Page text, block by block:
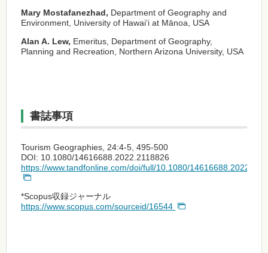
Mary Mostafanezhad, Department of Geography and
Environment, University of Hawaiʻi at Mānoa, USA
Alan A. Lew, Emeritus, Department of Geography,
Planning and Recreation, Northern Arizona University, USA
書誌事項
Tourism Geographies, 24:4-5, 495-500
DOI: 10.1080/14616688.2022.2118826
https://www.tandfonline.com/doi/full/10.1080/
*Scopus収録ジャーナル
https://www.scopus.com/sourceid/16544